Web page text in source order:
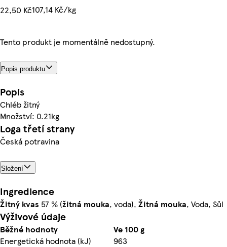
22,50 Kč107,14 Kč/kg
Tento produkt je momentálně nedostupný.
Popis produktu
Popis
Chléb žitný
Množství: 0.21kg
Loga třetí strany
Česká potravina
Složení
Ingredience
Žitný kvas 57 % (žitná mouka, voda), Žitná mouka, Voda, Sůl
Výživové údaje
Běžné hodnoty
Ve 100 g
Energetická hodnota (kJ)
963